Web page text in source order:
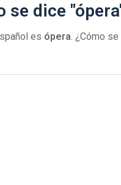
se dice
es ópera. ¿Cómo